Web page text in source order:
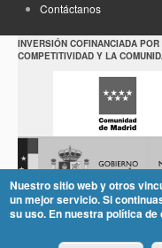
Contáctanos
INVERSIÓN COFINANCIADA
COMPETITIVIDAD Y LA
Nuestro sitio web y otros
un mejor servicio. Si
su uso. En nuestra política